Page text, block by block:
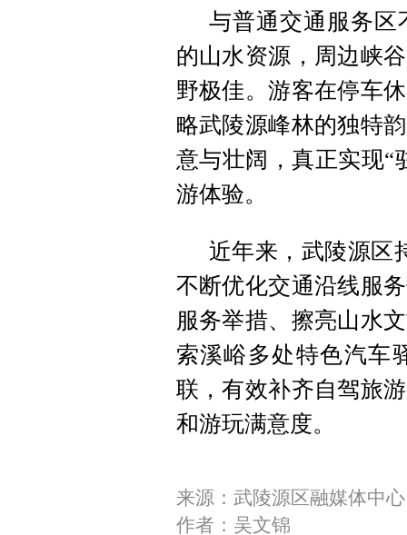
与普通交通服务区
的山水资源，周边峡
野极佳。游客在停车
略武陵源峰林的独特
意与壮阔，真正实现“
游体验。
近年来，武陵源区
不断优化交通沿线服
服务举措、擦亮山水
索溪峪多处特色汽车
联，有效补齐自驾旅
和游玩满意度。
来源：武陵源区融媒体中心
作者：吴文锦